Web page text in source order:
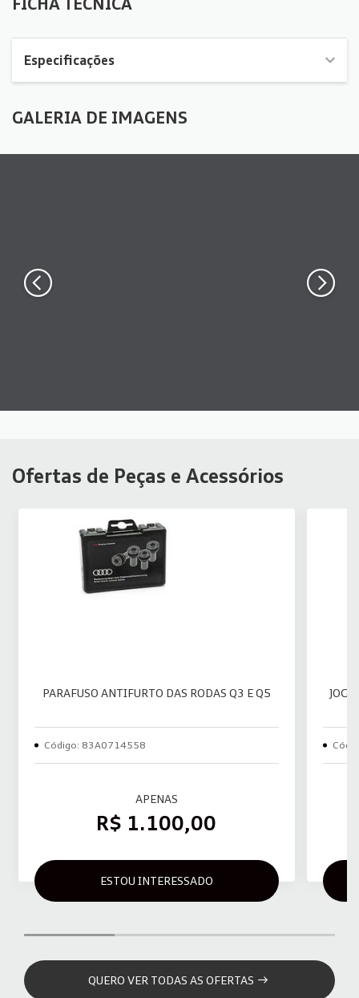
Especificações
GALERIA DE IMAGENS
Ofertas de Peças e Acessórios
PARAFUSO ANTIFURTO DAS RODAS Q3 E Q5
Código: 83A0714558
APENAS
R$ 1.100,00
ESTOU INTERESSADO
QUERO VER TODAS AS OFERTAS